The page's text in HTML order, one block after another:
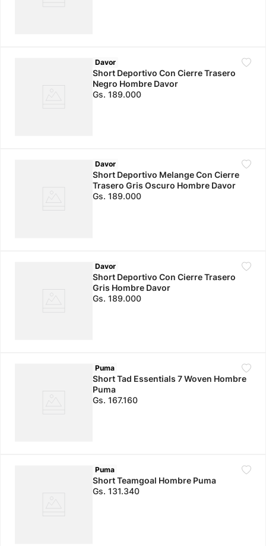
Davor
Short Deportivo Con Cierre Trasero
Negro Hombre Davor
Gs. 189.000
Davor
Short Deportivo Melange Con Cierre
Trasero Gris Oscuro Hombre Davor
Gs. 189.000
Davor
Short Deportivo Con Cierre Trasero
Gris Hombre Davor
Gs. 189.000
Puma
Short Tad Essentials 7 Woven Hombre
Puma
Gs. 167.160
Puma
Short Teamgoal Hombre Puma
Gs. 131.340